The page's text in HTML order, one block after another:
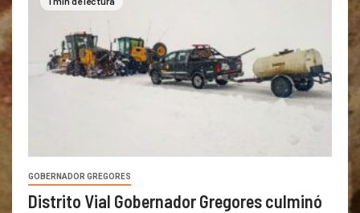
GOBERNADOR GREGORES
Distrito Vial Gobernador Gregores culminó